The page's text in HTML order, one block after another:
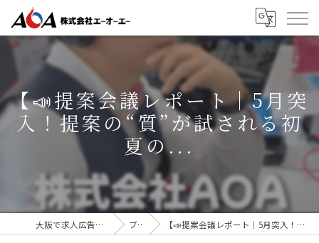
【📣提案会議レポート｜5月突
入！提案の“質”が試される初
夏の...
大阪で求人広告なら株式会社AOA ブログ 【📣提案会議レポート｜5月突入！提案の“質”が試される初夏の...